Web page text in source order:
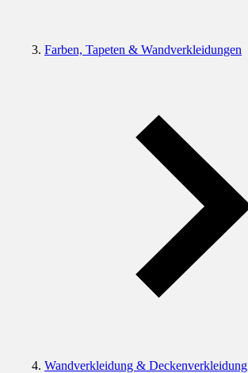
Farben, Tapeten & Wandverkleidungen
Wandverkleidung & Deckenverkleidung